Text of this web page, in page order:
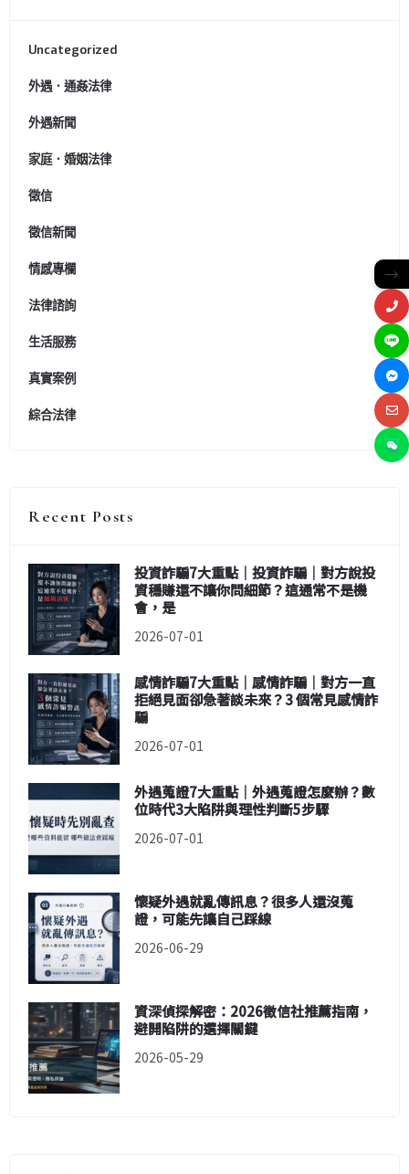
Uncategorized
外遇．通姦法律
外遇新聞
家庭．婚姻法律
徵信
徵信新聞
情感專欄
法律諮詢
生活服務
真實案例
綜合法律
Recent Posts
投資詐騙7大重點｜投資詐騙｜對方說投
資穩賺還不讓你問細節？這通常不是機
會，是
2026-07-01
感情詐騙7大重點｜感情詐騙｜對方一直
拒絕見面卻急著談未來？3 個常見感情詐
騙
2026-07-01
外遇蒐證7大重點｜外遇蒐證怎麼辦？數
位時代3大陷阱與理性判斷5步驟
2026-07-01
懷疑外遇就亂傳訊息？很多人還沒蒐
證，可能先讓自己踩線
2026-06-29
資深偵探解密：2026徵信社推薦指南，
避開陷阱的選擇關鍵
2026-05-29
→